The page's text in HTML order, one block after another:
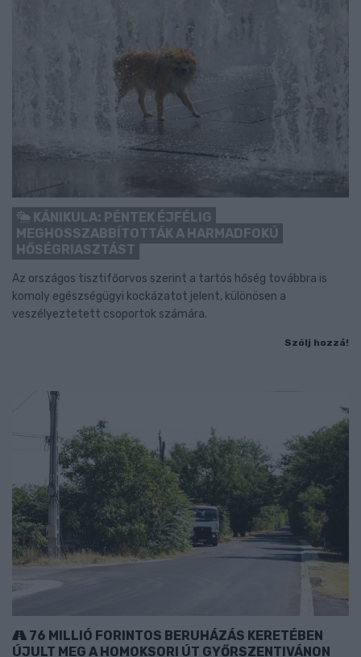
KÁNIKULA: PÉNTEK ÉJFÉLIG
MEGHOSSZABBÍTOTTÁK A HARMADFOKÚ
HŐSÉGRIASZTÁST
Az országos tisztifőorvos szerint a tartós hőség továbbra is
komoly egészségügyi kockázatot jelent, különösen a
veszélyeztetett csoportok számára.
Szólj hozzá!
76 MILLIÓ FORINTOS BERUHÁZÁS KERETÉBEN
ÚJULT MEG A HOMOKSORI ÚT GYŐRSZENTIVÁNON